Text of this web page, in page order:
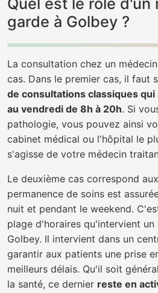
Quel est le rôle d'un
garde à Golbey ?
La consultation chez un
cas. Dans le premier cas, il faut
de consultations classiques
au vendredi de 8h à 20h. Si
pathologie, vous pouvez ainsi
cabinet médical ou l'hôpital le
s'agisse de votre médecin
Le deuxième cas correspond
permanence de soins est
nuit et pendant le weekend.
plage d'horaires qu'intervient un
Golbey. Il intervient dans un
garantir aux patients une prise
meilleurs délais. Qu'il soit
la santé, ce dernier reste en